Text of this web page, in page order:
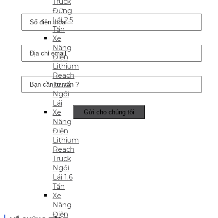
Đứng
Lái 2.5
Tấn
Xe
Nâng
Điện
Lithium
Reach
Truck
Ngồi
Lái
Xe
Nâng
Điện
Lithium
Reach
Truck
Ngồi
Lái 1.6
Tấn
Xe
Nâng
Điện